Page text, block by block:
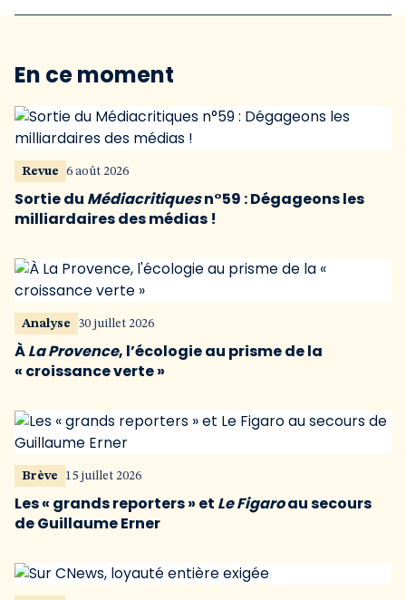
En ce moment
Revue 6 août 2026
Sortie du Médiacritiquesn°59 : Dégageons les
milliardaires des médias !
Analyse 30 juillet 2026
ÀLa Provence, l’écologie au prisme de la
« croissance verte »
Brève 15 juillet 2026
Les « grands reporters » et Le Figaroau secours
de Guillaume Erner